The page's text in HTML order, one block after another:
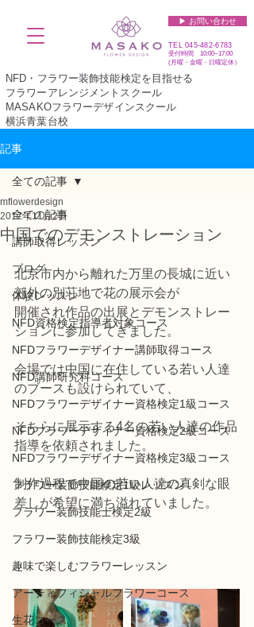
▶︎ お問い合わせ
TEL045-482-6783
受付時間 10:00~17:00​​​
(​月曜・金曜・日曜定休）
NFD・フラワー装飾技能検定を目指せる
フラワーアレンジメントスクール
MASAKOフラワーデザインスクール
横浜青葉台校
記事
全ての記事
講師取得レッスン
ブログ
体験レッスン
NFD資格検定指導者対象コース
NFDフラワーデザイナー講師取得コース
NFD講師研究科コース
NFDフラワーデザイナー資格検定1級コース
NFDフラワーデザイナー資格検定2級コース
NFDフラワーデザイナー資格検定3級コース
フラワー装飾技能検定1級レッスン
フラワー装飾技能士検定2級
フラワー装飾技能検定3級
趣味で楽しむフラワーレッスン
アーティフィシャルフラワーコース
生花コース
全ての記事
中国でのデモンストレーション
mflowerdesign
2017年11月2日
北京市内から離れた万里の長城に近い
郊外の別荘地で花の展示会が
開催され作品の出展とデモンストレー
ションに参加してきました。
会場では中国に在住している若い人達
のブースも設けられていて、
そちらに展示する4名の若い人達の作品
指導を依頼されました。
制作過程で中国の若い人達の真剣な眼
差しが希望に満ち溢れていました。